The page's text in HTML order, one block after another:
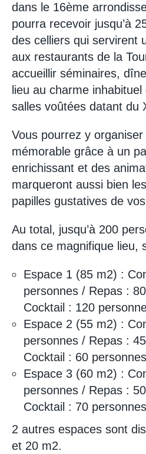
dans le 16ème
pourra recevoir jusqu’à
des celliers qui servirent
aux restaurants de la
accueillir séminaires,
lieu au charme
salles voûtées datant du
Vous pourrez y
mémorable grâce à un
enrichissant et des
marqueront aussi bien
papilles gustatives de
Au total, jusqu’à 200
dans ce magnifique lieu,
Espace 1 (85 m2) :
personnes / Repas :
Cocktail : 120
Espace 2 (55 m2) :
personnes / Repas :
Cocktail : 60 personnes
Espace 3 (60 m2) :
personnes / Repas :
Cocktail : 70 personnes
2 autres espaces sont
et 20 m2.